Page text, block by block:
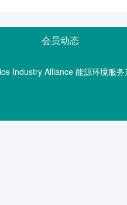
会员动态
Industry Alliance 能源环境服